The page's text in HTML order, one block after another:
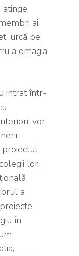
atinge
ai
urcă pe
a omagia
intrat într-
vor
proiectul
lor,
a
în